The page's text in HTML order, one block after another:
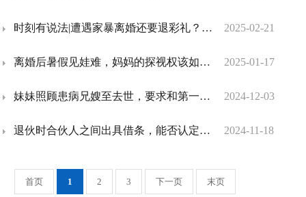
2025-02-21
时刻有说法|遭遇家暴离婚还要退彩礼？律师：这些情形可不退！
2025-01-17
离婚后暑假见娃难，妈妈的探视权该如何 “破冰” 执行？
2024-12-03
妹妹照顾患病兄嫂至去世，要求和第一顺序继承人共同继承遗产，法院判了！
2024-11-18
退伙时合伙人之间出具借条，能否认定为民间借贷？
首页 1 2 3 下一页 末页